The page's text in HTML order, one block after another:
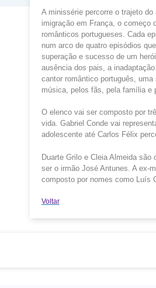
A minissérie percorre o trajeto
imigração em França, o começo
românticos portugueses. Cada
num arco de quatro episódios
superação e sucesso de um
ausência dos pais, a
cantor romântico português,
música, pelos fãs, pela família e
O elenco vai ser composto por
vida. Gabriel Conde vai
adolescente até Carlos Félix
Duarte Grilo e Cleia Almeida
ser o irmão José Antunes. A ex-
composto por nomes como Luís
Voltar